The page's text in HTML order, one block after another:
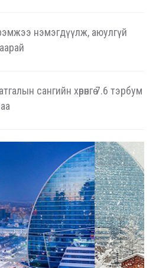
нэмэгдүүлж, аюулгүй
сангийн хөрөнгө 7.6 тэрбум
компанийн автомашиныг
шатахуун олгох
үйлдвэр”-ийг төр, хувийн
хэрэгжүүлэх
дэмжлээ